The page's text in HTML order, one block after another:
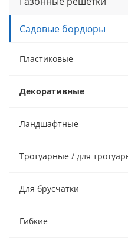
Садовые бордюры
Пластиковые
Декоративные
Ландшафтные
Тротуарные / для
Для брусчатки
Гибкие